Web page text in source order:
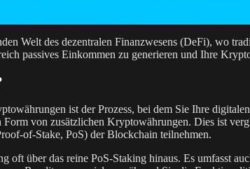
Welt des dezentralen Finanzwesens (DeFi), wo
passives Einkommen zu generieren und Ihre
ist der Prozess, bei dem Sie Ihre
von zusätzlichen Kryptowährungen. Dies ist
of-Stake, PoS) der Blockchain teilnehmen.
oft über das reine PoS-Staking hinaus. Es umfasst